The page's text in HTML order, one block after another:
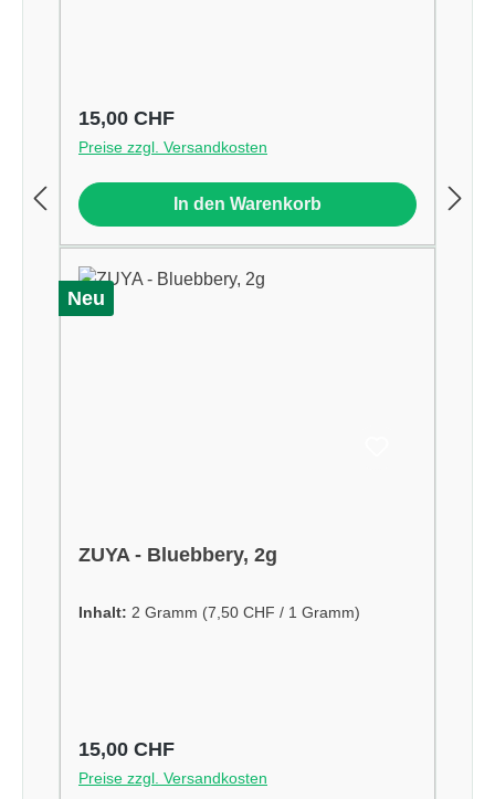
Regulärer Preis:
15,00 CHF
Preise zzgl. Versandkosten
In den Warenkorb
Neu
ZUYA - Bluebbery, 2g
Inhalt: 2 Gramm (7,50 CHF / 1 Gramm)
Regulärer Preis:
15,00 CHF
Preise zzgl. Versandkosten